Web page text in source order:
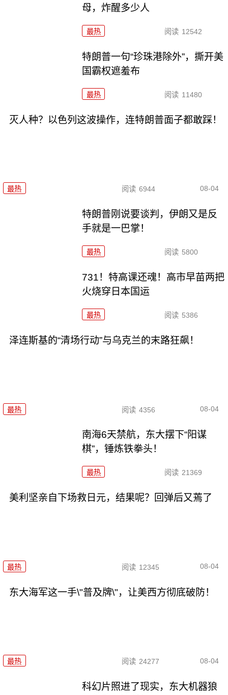
母，炸醒多少人
最热 阅读 12542
特朗普一句“珍珠港除外”，撕开美
国霸权遮羞布
最热 阅读 11480
灭人种？以色列这波操作，连特朗普面子都敢踩！
最热 阅读 6944 08-04
特朗普刚说要谈判，伊朗又是反
手就是一巴掌！
最热 阅读 5800
731！特高课还魂！高市早苗两把
火烧穿日本国运
最热 阅读 5386
泽连斯基的“清场行动”与乌克兰的末路狂飙！
最热 阅读 4356 08-04
南海6天禁航，东大摆下“阳谋
棋”，锤炼铁拳头！
最热 阅读 21369
美利坚亲自下场救日元，结果呢？回弹后又蔫了
最热 阅读 12345 08-04
东大海军这一手\"普及牌\"，让美西方彻底破防！
最热 阅读 24277 08-04
科幻片照进了现实，东大机器狼